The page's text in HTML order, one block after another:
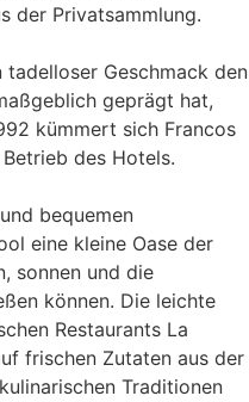
der Privatsammlung.
tadelloser Geschmack den
geprägt hat,
kümmert sich Francos
des Hotels.
bequemen
eine kleine Oase der
sonnen und die
können. Die leichte
Restaurants La
frischen Zutaten aus der
Traditionen